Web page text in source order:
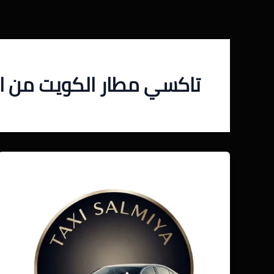
تاكسي مطار الكويت من